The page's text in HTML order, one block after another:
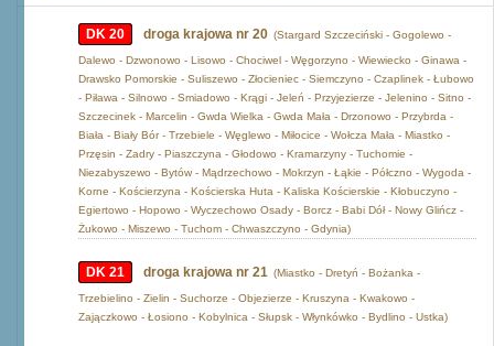
DK 20 droga krajowa nr 20 (Stargard Szczeciński - Gogolewo -
Dalewo - Dzwonowo - Lisowo - Chociwel - Węgorzyno - Wiewiecko - Ginawa -
Drawsko Pomorskie - Suliszewo - Złocieniec - Siemczyno - Czaplinek - Łubowo
- Piława - Silnowo - Smiadowo - Krągi - Jeleń - Przyjezierze - Jelenino - Sitno -
Szczecinek - Marcelin - Gwda Wielka - Gwda Mała - Drzonowo - Przybrda -
Biała - Biały Bór - Trzebiele - Węglewo - Miłocice - Wołcza Mała - Miastko -
Przęsin - Zadry - Piaszczyna - Głodowo - Kramarzyny - Tuchomie -
Niezabyszewo - Bytów - Mądrzechowo - Mokrzyn - Łąkie - Półczno - Wygoda -
Korne - Kościerzyna - Kościerska Huta - Kaliska Kościerskie - Kłobuczyno -
Egiertowo - Hopowo - Wyczechowo Osady - Borcz - Babi Dół - Nowy Glińcz -
Żukowo - Miszewo - Tuchom - Chwaszczyno - Gdynia)
DK 21 droga krajowa nr 21 (Miastko - Dretyń - Bożanka -
Trzebielino - Zielin - Suchorze - Objezierze - Kruszyna - Kwakowo -
Zajączkowo - Łosiono - Kobylnica - Słupsk - Włynkówko - Bydlino - Ustka)